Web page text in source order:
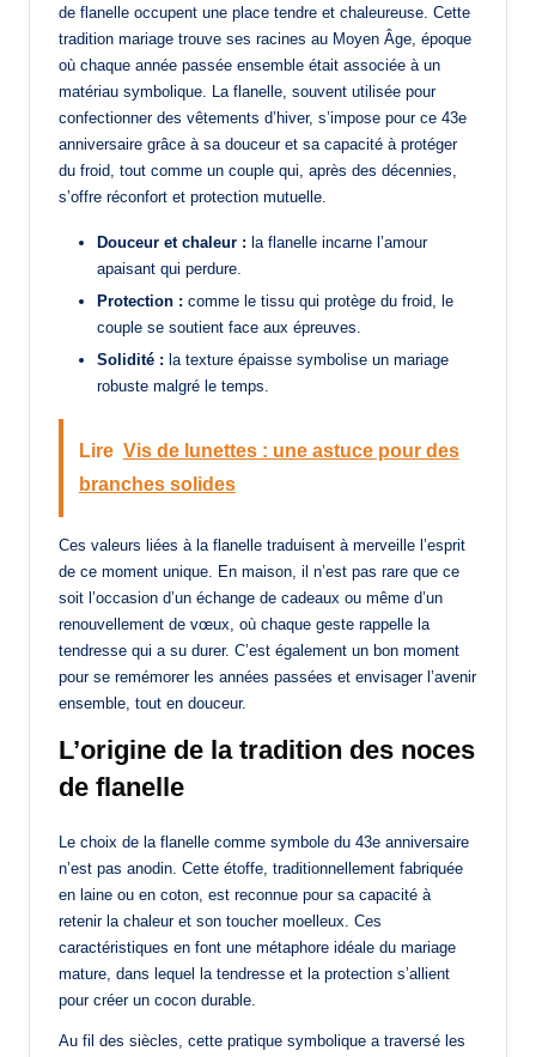
de flanelle occupent une place tendre et chaleureuse. Cette
tradition mariage trouve ses racines au Moyen Âge, époque
où chaque année passée ensemble était associée à un
matériau symbolique. La flanelle, souvent utilisée pour
confectionner des vêtements d’hiver, s’impose pour ce 43e
anniversaire grâce à sa douceur et sa capacité à protéger
du froid, tout comme un couple qui, après des décennies,
s’offre réconfort et protection mutuelle.
Douceur et chaleur : la flanelle incarne l’amour
apaisant qui perdure.
Protection : comme le tissu qui protège du froid, le
couple se soutient face aux épreuves.
Solidité : la texture épaisse symbolise un mariage
robuste malgré le temps.
Lire Vis de lunettes : une astuce pour des
branches solides
Ces valeurs liées à la flanelle traduisent à merveille l’esprit
de ce moment unique. En maison, il n’est pas rare que ce
soit l’occasion d’un échange de cadeaux ou même d’un
renouvellement de vœux, où chaque geste rappelle la
tendresse qui a su durer. C’est également un bon moment
pour se remémorer les années passées et envisager l’avenir
ensemble, tout en douceur.
L’origine de la tradition des noces
de flanelle
Le choix de la flanelle comme symbole du 43e anniversaire
n’est pas anodin. Cette étoffe, traditionnellement fabriquée
en laine ou en coton, est reconnue pour sa capacité à
retenir la chaleur et son toucher moelleux. Ces
caractéristiques en font une métaphore idéale du mariage
mature, dans lequel la tendresse et la protection s’allient
pour créer un cocon durable.
Au fil des siècles, cette pratique symbolique a traversé les